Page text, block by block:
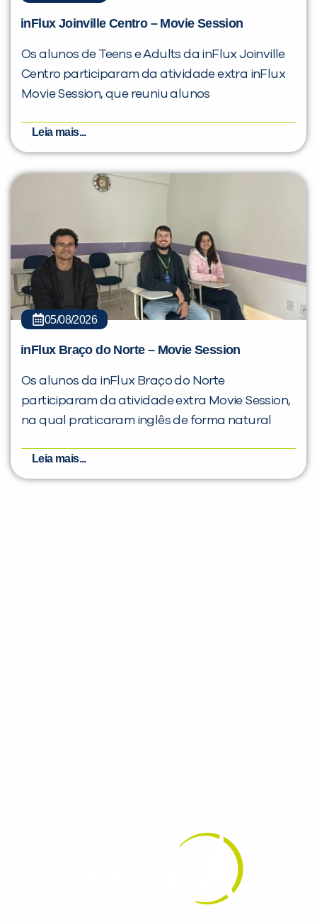
inFlux Joinville Centro – Movie Session
Os alunos de Teens e Adults da inFlux Joinville
Centro participaram da atividade extra inFlux
Movie Session, que reuniu alunos
Leia mais...
05/08/2026
inFlux Braço do Norte – Movie Session
Os alunos da inFlux Braço do Norte
participaram da atividade extra Movie Session,
na qual praticaram inglês de forma natural
Leia mais...